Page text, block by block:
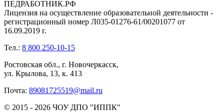
ПЕДРАБОТНИК.РФ
Лицензия на осуществление образовательной деятельности -
регистрационный номер Л035-01276-61/00201077 от
16.09.2019 г.
Тел.: 8 800 250-10-15
Ростовская обл., г. Новочеркасск,
ул. Крылова, 13, к. 413
Почта: 89081725519@mail.ru
© 2015 - 2026 ЧОУ ДПО "ИППК"